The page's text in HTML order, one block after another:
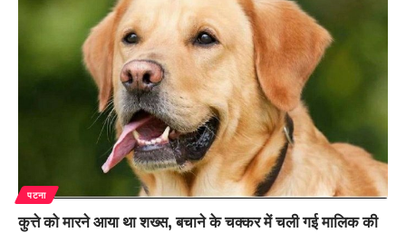
पटना
कुत्ते को मारने आया था शख्स, बचाने के चक्कर में चली गई मालिक की